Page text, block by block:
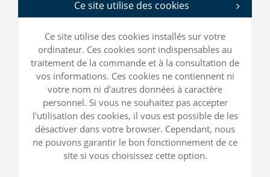
Ce site utilise des cookies
Ce site utilise des cookies installés sur votre
ordinateur. Ces cookies sont indispensables au
traitement de la commande et à la consultation de
vos informations. Ces cookies ne contiennent ni
votre nom ni d'autres données à caractère
personnel. Si vous ne souhaitez pas accepter
l'utilisation des cookies, il vous est possible de les
désactiver dans votre browser. Cependant, nous
ne pouvons garantir le bon fonctionnement de ce
site si vous choisissez cette option.